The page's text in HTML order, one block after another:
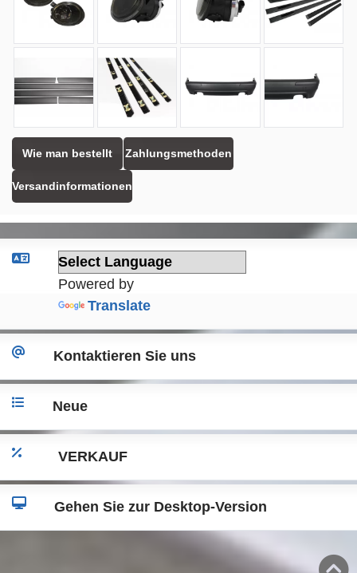
Wie man bestellt Zahlungsmethoden
Versandinformationen
Powered by
Translate
Kontaktieren Sie uns
Neue
VERKAUF
Gehen Sie zur Desktop-Version